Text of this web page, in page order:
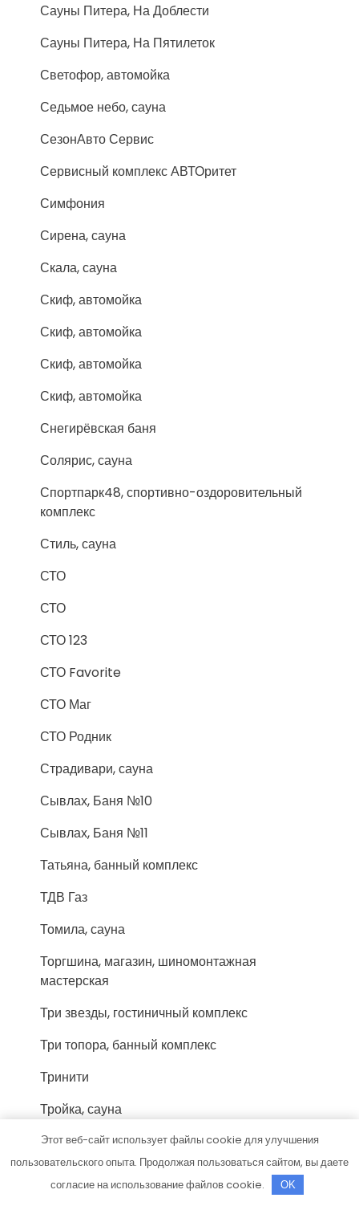
Сауны Питера, На Доблести
Сауны Питера, На Пятилеток
Светофор, автомойка
Седьмое небо, сауна
СезонАвто Сервис
Сервисный комплекс АВТОритет
Симфония
Сирена, сауна
Скала, сауна
Скиф, автомойка
Скиф, автомойка
Скиф, автомойка
Скиф, автомойка
Снегирёвская баня
Солярис, сауна
Спортпарк48, спортивно-оздоровительный
комплекс
Стиль, сауна
СТО
СТО
СТО 123
СТО Favorite
СТО Маг
СТО Родник
Страдивари, сауна
Сывлах, Баня №10
Сывлах, Баня №11
Татьяна, банный комплекс
ТДВ Газ
Томила, сауна
Торгшина, магазин, шиномонтажная
мастерская
Три звезды, гостиничный комплекс
Три топора, банный комплекс
Тринити
Тройка, сауна
У Володи, гостиничный комплекс
Этот веб-сайт использует файлы cookie для улучшения
пользовательского опыта. Продолжая пользоваться сайтом, вы даете
согласие на использование файлов cookie.
OK